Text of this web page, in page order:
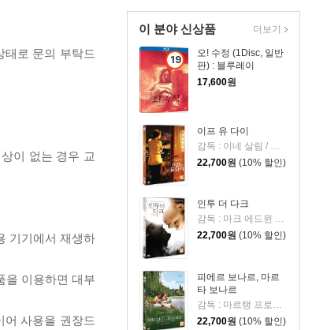
이 분야 신상품
19
세
이
상
상
품
오! 수정 (1Disc, 일반
판) : 블루레이
17,600원
이프 유 다이
22,700원 (10% 할인)
인투 더 다크
감독 : 마크 에드윈 로빈슨 / 출연 : 미샤 바튼, 라이언 이골드
22,700원 (10% 할인)
피에르 보나르, 마르
타 보나르
감독 : 마르탱 프로보스트 출연 : 세실 드 프랑스, 빈센트 맥케인, 스테이시 마틴, 아누크 그랑베르
22,700원 (10% 할인)
더보기
로 문의 부탁드
이 없는 경우 교
기기에서 재생하
을 이용하면 대부
사용을 권장드